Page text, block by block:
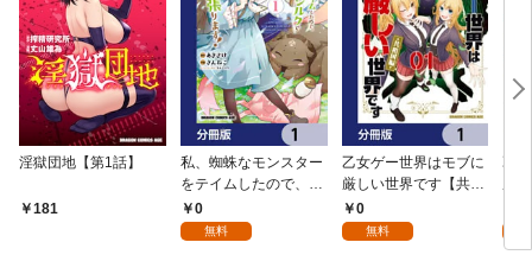
淫獄団地【第1話】
181
私、蜘蛛なモンスター
をテイムしたので、ス
パイダーシルクで裁縫
を頑張ります！【分冊
0
無料
乙女ゲー世界はモブに
厳しい世界です【共和
国編】【分冊版】 1
0
無料
乙